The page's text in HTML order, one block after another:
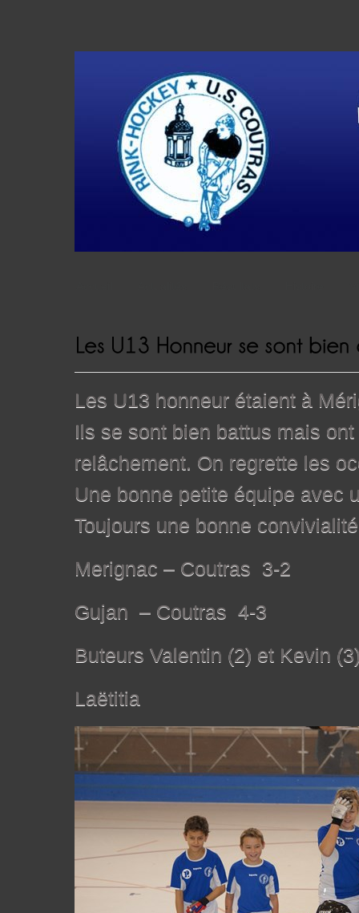
Les U13 honneur étaient à
Ils se sont bien battus mais
relâchement. On regrette les
Une bonne petite équipe avec
Toujours une bonne
Merignac – Coutras 3-2
Gujan – Coutras 4-3
Buteurs Valentin (2) et Kevin
Laëtitia